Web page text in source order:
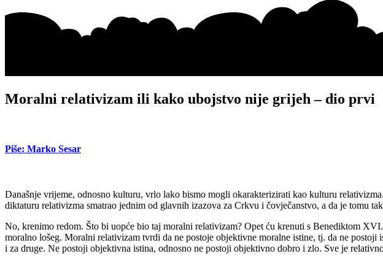
Moralni relativizam ili kako ubojstvo nije grijeh – dio prvi
Piše: Marko Sesar
Današnje vrijeme, odnosno kulturu, vrlo lako bismo mogli okarakterizirati kao kulturu
diktaturu relativizma smatrao jednim od glavnih izazova za Crkvu i čovječanstvo, a da je tomu
No, krenimo redom. Što bi uopće bio taj moralni relativizam? Opet ću krenuti s Benediktom
moralno lošeg. Moralni relativizam tvrdi da ne postoje objektivne moralne istine, tj. da ne
i za druge. Ne postoji objektivna istina, odnosno ne postoji objektivno dobro i zlo. Sve je